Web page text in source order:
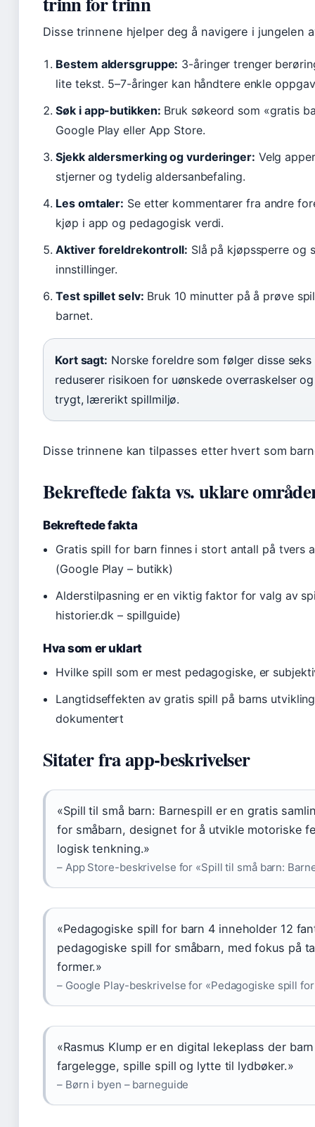
Disse trinnene hjelper deg å navigere i jungelen
Bestem aldersgruppe: 3-åringer trenger
lite tekst. 5–7-åringer kan håndtere enkle
Søk i app-butikken: Bruk søkeord som «gratis
Google Play eller App Store.
Sjekk aldersmerking og vurderinger: Velg
stjerner og tydelig aldersanbefaling.
Les omtaler: Se etter kommentarer fra andre
kjøp i app og pedagogisk verdi.
Aktiver foreldrekontroll: Slå på kjøpssperre og
innstillinger.
Test spillet selv: Bruk 10 minutter på å prøve
barnet.
Kort sagt: Norske foreldre som følger disse seks
reduserer risikoen for uønskede overraskelser
trygt, lærerikt spillmiljø.
Disse trinnene kan tilpasses etter hvert som
Bekreftede fakta vs. uklare
Bekreftede fakta
Gratis spill for barn finnes i stort antall på tvers
(Google Play – butikk)
Alderstilpasning er en viktig faktor for valg av
historier.dk – spillguide)
Hva som er uklart
Hvilke spill som er mest pedagogiske, er
Langtidseffekten av gratis spill på barns
dokumentert
Sitater fra app-beskrivelser
«Spill til små barn: Barnespill er en gratis
for småbarn, designet for å utvikle motoriske
logisk tenkning.»
– App Store-beskrivelse for «Spill til små barn:
«Pedagogiske spill for barn 4 inneholder 12
pedagogiske spill for småbarn, med fokus på
former.»
– Google Play-beskrivelse for «Pedagogiske spill
«Rasmus Klump er en digital lekeplass der
fargelegge, spille spill og lytte til lydbøker.»
– Børn i byen – barneguide